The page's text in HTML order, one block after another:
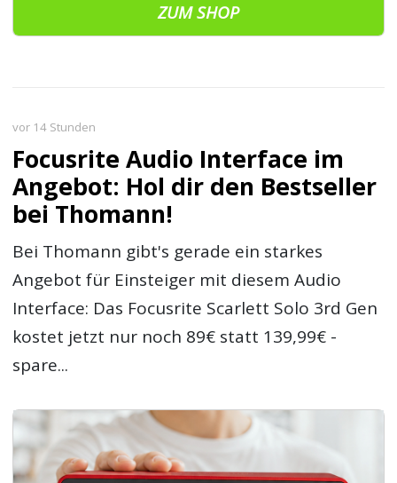
ZUM SHOP
vor 14 Stunden
Focusrite Audio Interface im
Angebot: Hol dir den Bestseller
bei Thomann!
Bei Thomann gibt's gerade ein starkes
Angebot für Einsteiger mit diesem Audio
Interface: Das Focusrite Scarlett Solo 3rd Gen
kostet jetzt nur noch 89€ statt 139,99€ -
spare...